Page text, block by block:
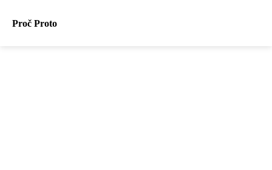
Proč Proto